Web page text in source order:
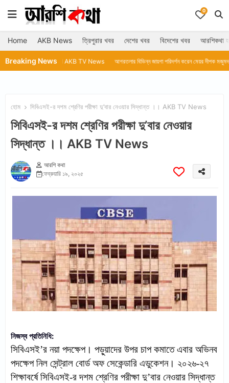
0
Home AKB News ত্রিপুরার খবর দেশের খবর বিদেশের খবর আরশিকথা
Breaking News
রুমা দাসll AKB TV News আগরতলার বিভিন্ন জায়গা পরিদর্শন করেন মেয়র দীপক মজুমদার ll AKB TV
হোম সিবিএসই-র দশম শ্রেণির পরীক্ষা দু’বার নেওয়ার সিদ্ধান্ত ।। AKB TV News
সিবিএসই-র দশম শ্রেণির পরীক্ষা দু’বার নেওয়ার
সিদ্ধান্ত ।। AKB TV News
আরশি কথা
ফেব্রুয়ারি ১৯, ২০২৫
নিজস্ব প্রতিনিধি:
সিবিএসই’র নয়া পদক্ষেপ। পড়ুয়াদের উপর চাপ কমাতে এবার অভিনব
পদক্ষেপ নিল সেন্ট্রাল বোর্ড অফ সেকেন্ডারি এডুকেশন। ২০২৬-২৭
শিক্ষাবর্ষে সিবিএসই-র দশম শ্রেণির পরীক্ষা দু’বার নেওয়ার সিদ্ধান্ত